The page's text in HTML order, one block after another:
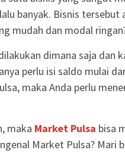
banyak. Bisnis tersebut
mudah dan modal
dimana saja dan
perlu isi saldo mulai
maka Anda perlu
maka Market Pulsa bisa
Market Pulsa? Mari